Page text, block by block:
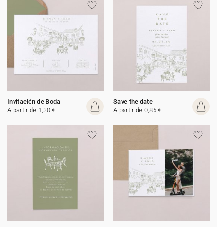
Invitación de Boda
A partir de 1,30 €
Save the date
A partir de 0,85 €